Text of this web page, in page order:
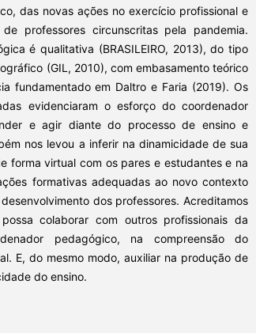
das novas ações no exercício profissional e
professores circunscritas pela pandemia.
é qualitativa (BRASILEIRO, 2013), do tipo
(GIL, 2010), com embasamento teórico
fundamentado em Daltro e Faria (2019). Os
evidenciaram o esforço do coordenador
e agir diante do processo de ensino e
nos levou a inferir na dinamicidade de sua
forma virtual com os pares e estudantes e na
formativas adequadas ao novo contexto
dos professores. Acreditamos
colaborar com outros profissionais da
pedagógico, na compreensão do
E, do mesmo modo, auxiliar na produção de
do ensino.